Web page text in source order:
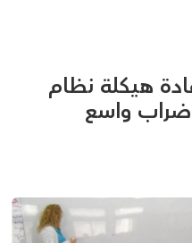
هيكلة نظام
واسع